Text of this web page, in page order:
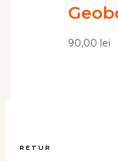
90,00 lei
RETUR